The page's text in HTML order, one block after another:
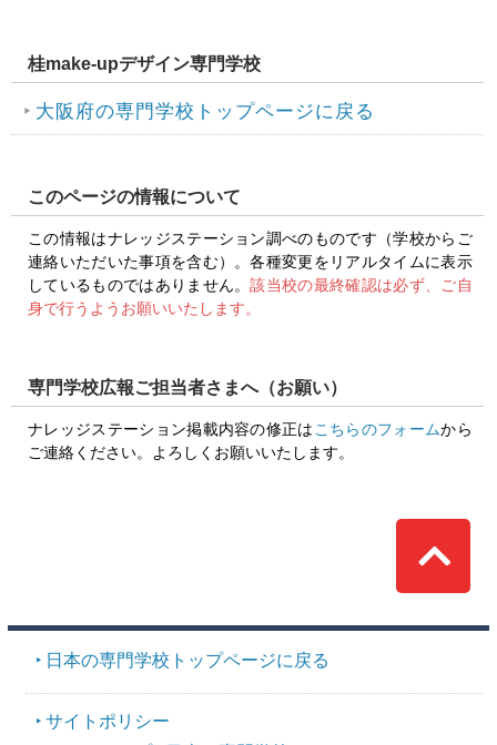
桂make-upデザイン専門学校
大阪府の専門学校トップページに戻る
このページの情報について
この情報はナレッジステーション調べのものです（学校からご
連絡いただいた事項を含む）。各種変更をリアルタイムに表示
しているものではありません。該当校の最終確認は必ず、ご自
身で行うようお願いいたします。
専門学校広報ご担当者さまへ（お願い）
ナレッジステーション掲載内容の修正は こちらのフォームから
ご連絡ください。よろしくお願いいたします。
Top
日本の専門学校トップページに戻る
サイトポリシー